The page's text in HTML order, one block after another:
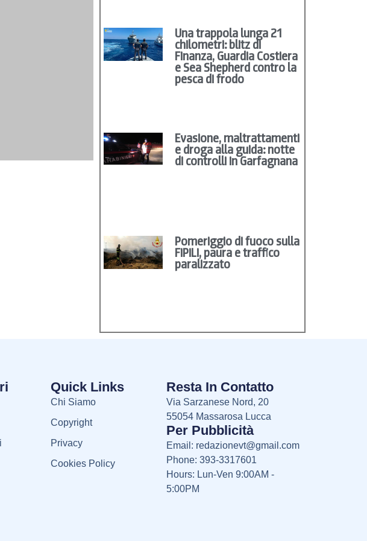
Una trappola lunga 21
chilometri: blitz di
Finanza, Guardia Costiera
e Sea Shepherd contro la
pesca di frodo
Evasione, maltrattamenti
e droga alla guida: notte
di controlli in Garfagnana
Pomeriggio di fuoco sulla
FiPiLi, paura e traffico
paralizzato
Quick Links
Chi Siamo
Copyright
Privacy
Cookies Policy
Resta In Contatto
Via Sarzanese Nord, 20
55054 Massarosa Lucca
Per Pubblicità
Email: redazionevt@gmail.com
Phone: 393-3317601
Hours: Lun-Ven 9:00AM -
5:00PM